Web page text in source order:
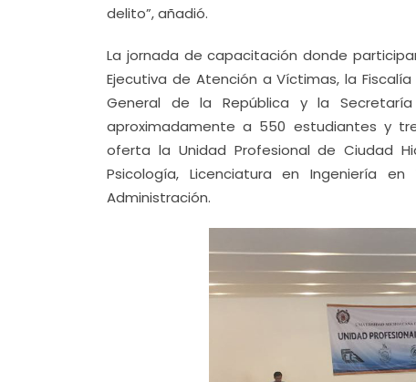
delito”, añadió.
La jornada de capacitación donde
Ejecutiva de Atención a Víctimas, la
General de la República y la
aproximadamente a 550 estudiantes y
oferta la Unidad Profesional de Ciudad
Psicología, Licenciatura en Ingeniería
Administración.